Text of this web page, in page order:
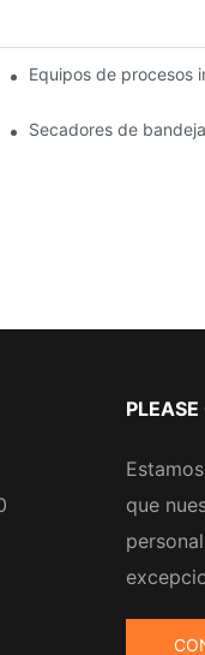
operativa
Equipos de procesos
y alimentaria
Secadores de
que